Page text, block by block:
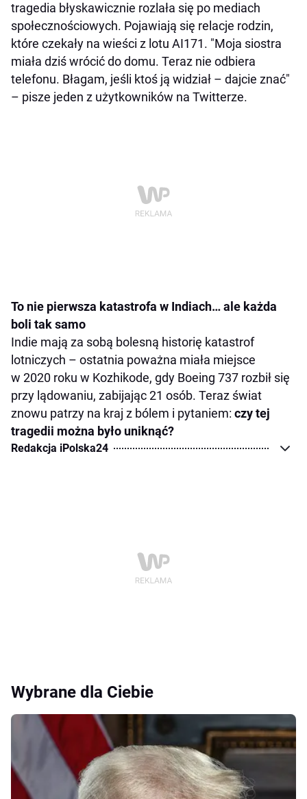
tragedia błyskawicznie rozlała się po mediach
społecznościowych. Pojawiają się relacje rodzin,
które czekały na wieści z lotu AI171. "Moja siostra
miała dziś wrócić do domu. Teraz nie odbiera
telefonu. Błagam, jeśli ktoś ją widział – dajcie znać"
– pisze jeden z użytkowników na Twitterze.
To nie pierwsza katastrofa w Indiach… ale każda
boli tak samo
Indie mają za sobą bolesną historię katastrof
lotniczych – ostatnia poważna miała miejsce
w 2020 roku w Kozhikode, gdy Boeing 737 rozbił się
przy lądowaniu, zabijając 21 osób. Teraz świat
znowu patrzy na kraj z bólem i pytaniem: czy tej
tragedii można było uniknąć?
Redakcja iPolska24
Wybrane dla Ciebie